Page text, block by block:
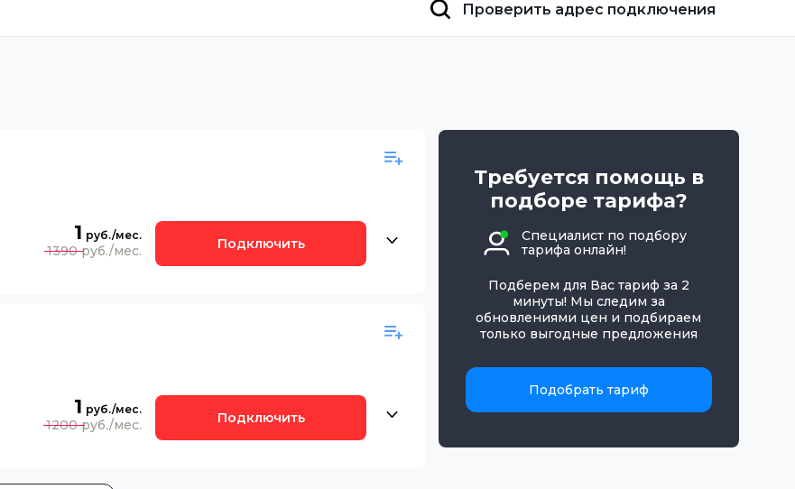
Проверить адрес подключения
1
1390 Подключить
1
1200 Подключить
Требуется помощь в
подборе тарифа?
Специалист по подбору
тарифа онлайн!
Подберем для Вас тариф за 2
минуты! Мы следим за
обновлениями цен и подбираем
только выгодные предложения
Подобрать тариф